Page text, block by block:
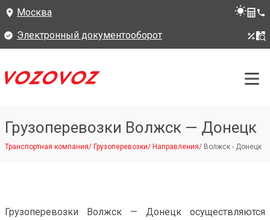
Москва
Электронный документооборот
Грузоперевозки Волжск — Донецк
Транспортная компания/ Грузоперевозки/ Направления/ Волжск - Донецк
Грузоперевозки Волжск — Донецк осуществляются